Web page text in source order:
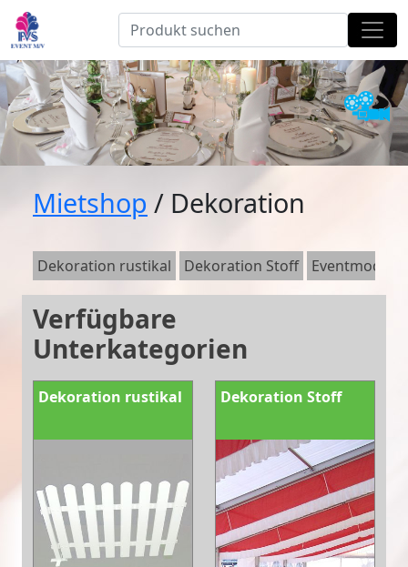
Mietshop / Dekoration
Dekoration rustikal Dekoration Stoff Eventmodule
Verfügbare
Unterkategorien
Dekoration rustikal Dekoration Stoff